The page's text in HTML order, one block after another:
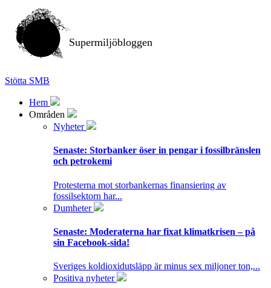
Supermiljöbloggen
Stötta SMB
Hem
Områden
Nyheter
Senaste: Storbanker öser in pengar i fossilbränslen
och petrokemi
Protesterna mot storbankernas finansiering av
fossilsektorn har...
Dumheter
Senaste: Moderaterna har fixat klimatkrisen – på
sin Facebook-sida!
Sveriges koldioxidutsläpp är minus sex miljoner ton,...
Positiva nyheter